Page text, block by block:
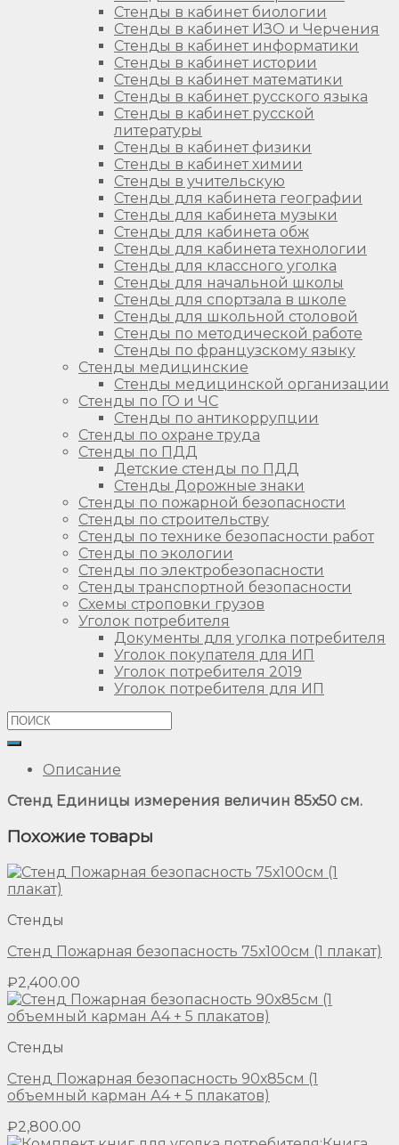
Стенды в кабинет биологии
Стенды в кабинет ИЗО и Черчения
Стенды в кабинет информатики
Стенды в кабинет истории
Стенды в кабинет математики
Стенды в кабинет русского языка
Стенды в кабинет русской
литературы
Стенды в кабинет физики
Стенды в кабинет химии
Стенды в учительскую
Стенды для кабинета географии
Стенды для кабинета музыки
Стенды для кабинета обж
Стенды для кабинета технологии
Стенды для классного уголка
Стенды для начальной школы
Стенды для спортзала в школе
Стенды для школьной столовой
Стенды по методической работе
Стенды по французскому языку
Стенды медицинские
Стенды медицинской организации
Стенды по ГО и ЧС
Стенды по антикоррупции
Стенды по охране труда
Стенды по ПДД
Детские стенды по ПДД
Стенды Дорожные знаки
Стенды по пожарной безопасности
Стенды по строительству
Стенды по технике безопасности работ
Стенды по экологии
Стенды по электробезопасности
Стенды транспортной безопасности
Схемы строповки грузов
Уголок потребителя
Документы для уголка потребителя
Уголок покупателя для ИП
Уголок потребителя 2019
Уголок потребителя для ИП
Описание
Стенд Единицы измерения величин 85х50 см.
Похожие товары
Стенды
Стенд Пожарная безопасность 75х100см (1 плакат)
₽2,400.00
Стенды
Стенд Пожарная безопасность 90х85см (1
объемный карман А4 + 5 плакатов)
₽2,800.00